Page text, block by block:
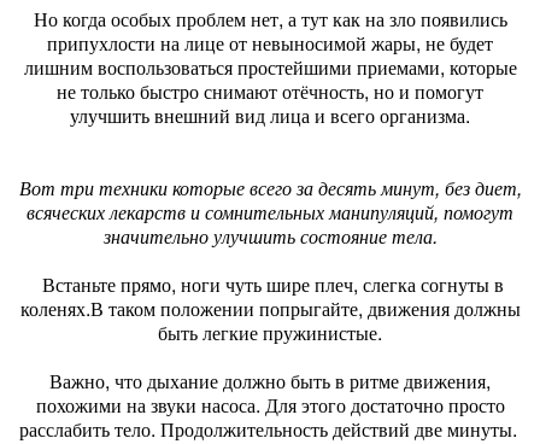
Но когда особых проблем нет, а тут как на зло появились
припухлости на лице от невыносимой жары, не будет
лишним воспользоваться простейшими приемами, которые
не только быстро снимают отёчность, но и помогут
улучшить внешний вид лица и всего организма.
Вот три техники которые всего за десять минут, без диет,
всяческих лекарств и сомнительных манипуляций, помогут
значительно улучшить состояние тела.
Встаньте прямо, ноги чуть шире плеч, слегка согнуты в
коленях.В таком положении попрыгайте, движения должны
быть легкие пружинистые.
Важно, что дыхание должно быть в ритме движения,
похожими на звуки насоса. Для этого достаточно просто
расслабить тело. Продолжительность действий две минуты.